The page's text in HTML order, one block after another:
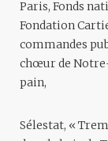
Paris, Fonds
Fondation
commandes
chœur de
pain,
Sélestat, «